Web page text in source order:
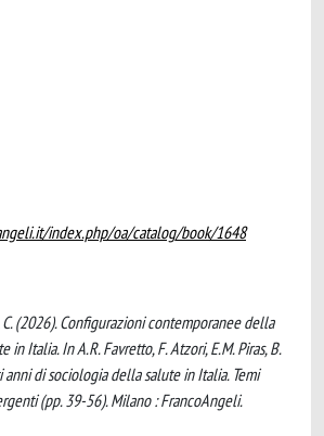
index.php/oa/catalog/book/1648
C. (2026). Configurazioni contemporanee della
Italia. In A.R. Favretto, F. Atzori, E.M. Piras, B.
anni di sociologia della salute in Italia. Temi
(pp. 39-56). Milano : FrancoAngeli.